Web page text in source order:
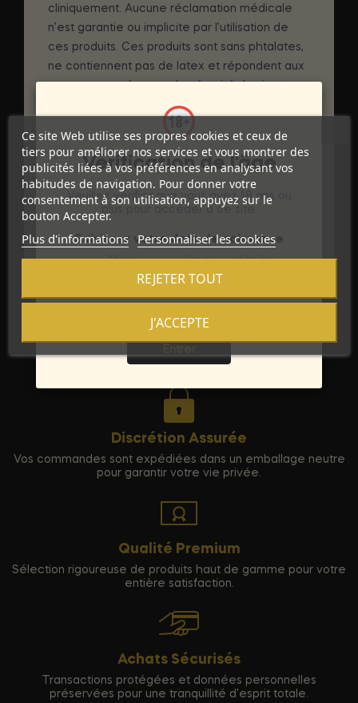
cliniquement. Aucune réclamation médicale
n’est garantie ou implicite par l’utilisation de
ces produits. Ces produits sont sans phtalates,
ne contiennent pas de latex et répondent aux
DÉTAILS DU PRODUIT
Marque PERFECT FIT BRAND
Référence
Références spécifiques
Discrétion Assurée
Vos commandes sont expédiées dans un emballage neutre
pour garantir votre vie privée.
Qualité Premium
Sélection rigoureuse de produits haut de gamme pour votre
entière satisfaction.
Achats Sécurisés
Transactions protégées et données personnelles
préservées pour une tranquillité d'esprit totale.
Ce site Web utilise ses propres cookies et ceux de
tiers pour améliorer nos services et vous montrer des
publicités liées à vos préférences en analysant vos
habitudes de navigation. Pour donner votre
consentement à son utilisation, appuyez sur le
bouton Accepter.
Plus d'informations Personnaliser les cookies
REJETER TOUT
J'ACCEPTE
Vérification de l'âge
Veuillez vérifier que vous avez 18 ans ou
plus pour accéder à ce site.
Saisissez votre date de naissance
Mois
Jour Année
Sortie